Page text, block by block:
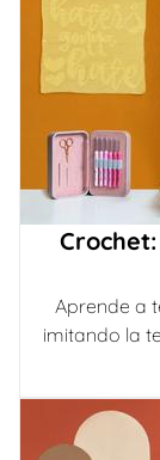
Aprende a
imitando la